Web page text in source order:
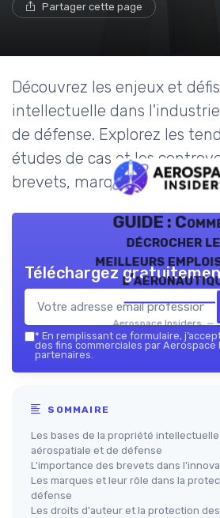
Partager cette page
Découvrez les enjeux et
intellectuelle dans
de défense. Explorez les
études de cas et les
brevets, marques et droits
GUIDE :
décrocher
meilleurs
Aerospace Insiders —
Téléchargez
* En remplissant ce formulaire,
des fins commerciales par Aerospace
partenaires.
SOMMAIRE
Les bases de la propriété
aérospatiale et de défense
L'importance des brevets dans
Les marques et leur rôle dans la
défense
Les droits d'auteur et la protection